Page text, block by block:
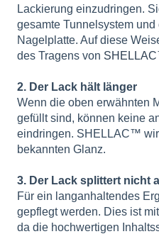
Lackierung einzudringen.
gesamte Tunnelsystem
Nagelplatte. Auf diese
des Tragens von
2. Der Lack hält länger
Wenn die oben erwähnten
gefüllt sind, können keine
eindringen. SHELLAC™
bekannten Glanz.
3. Der Lack splittert nicht
Für ein langanhaltendes
gepflegt werden. Dies ist mit
da die hochwertigen